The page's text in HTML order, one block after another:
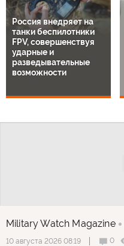
Россия внедряет на
танки беспилотники
FPV, совершенствуя
ударные и
разведывательные
возможности
Military Watch Magazine
10 августа 2026 08:19 0